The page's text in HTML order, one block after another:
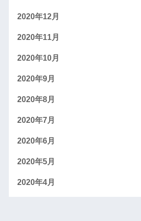
2020年12月
2020年11月
2020年10月
2020年9月
2020年8月
2020年7月
2020年6月
2020年5月
2020年4月